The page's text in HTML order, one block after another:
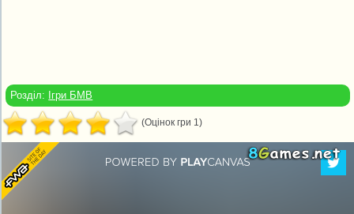
Розділ: Ігри БМВ
(Оцінок гри 1)